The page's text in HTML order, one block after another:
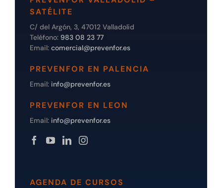
SATÉLITE
C/ del Argón, 3, 47012 Valladolid
Teléfono: 983 08 23 77
Email: comercial@prevenfor.es
PREVENFOR EN PALENCIA
Email: info@prevenfor.es
PREVENFOR EN LEON
Email: info@prevenfor.es
AGENDA DE CURSOS